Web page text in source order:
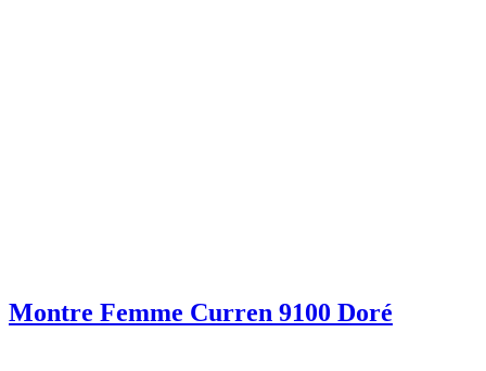
Montre Femme Curren 9100 Doré